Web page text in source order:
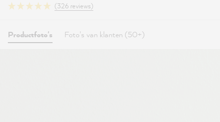
(326 reviews)
Productfoto's Foto's van klanten (50+)